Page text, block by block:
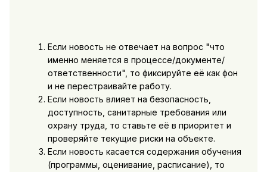
Если новость не отвечает на вопрос "что
именно меняется в процессе/документе/
ответственности", то фиксируйте её как фон
и не перестраивайте работу.
Если новость влияет на безопасность,
доступность, санитарные требования или
охрану труда, то ставьте её в приоритет и
проверяйте текущие риски на объекте.
Если новость касается содержания обучения
(программы, оценивание, расписание), то